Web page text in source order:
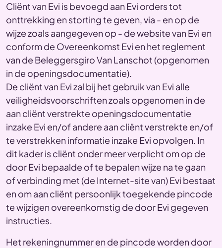
Cliënt van Evi is bevoegd aan Evi orders tot
onttrekking en storting te geven, via - en op de
wijze zoals aangegeven op - de website van Evi en
conform de Overeenkomst Evi en het reglement
van de Beleggersgiro Van Lanschot (opgenomen
in de openingsdocumentatie).
De cliënt van Evi zal bij het gebruik van Evi alle
veiligheidsvoorschriften zoals opgenomen in de
aan cliënt verstrekte openingsdocumentatie
inzake Evi en/of andere aan cliënt verstrekte en/of
te verstrekken informatie inzake Evi opvolgen. In
dit kader is cliënt onder meer verplicht om op de
door Evi bepaalde of te bepalen wijze na te gaan
of verbinding met (de Internet-site van) Evi bestaat
en om aan cliënt persoonlijk toegekende pincode
te wijzigen overeenkomstig de door Evi gegeven
instructies.
Het rekeningnummer en de pincode worden door